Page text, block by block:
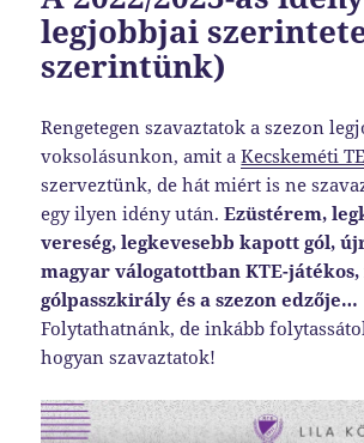
legjobbjai
szerintünk)
Rengetegen szavaztatok a szezon
voksolásunkon, amit aKecskeméti
szerveztünk, de hát miért is ne
egy ilyen idény után.Ezüstérem,
vereség, legkevesebb kapott gól,
magyar válogatottban KTE-
gólpasszkirály és a szezon edzője…
Folytathatnánk, de inkább
hogyan szavaztatok!